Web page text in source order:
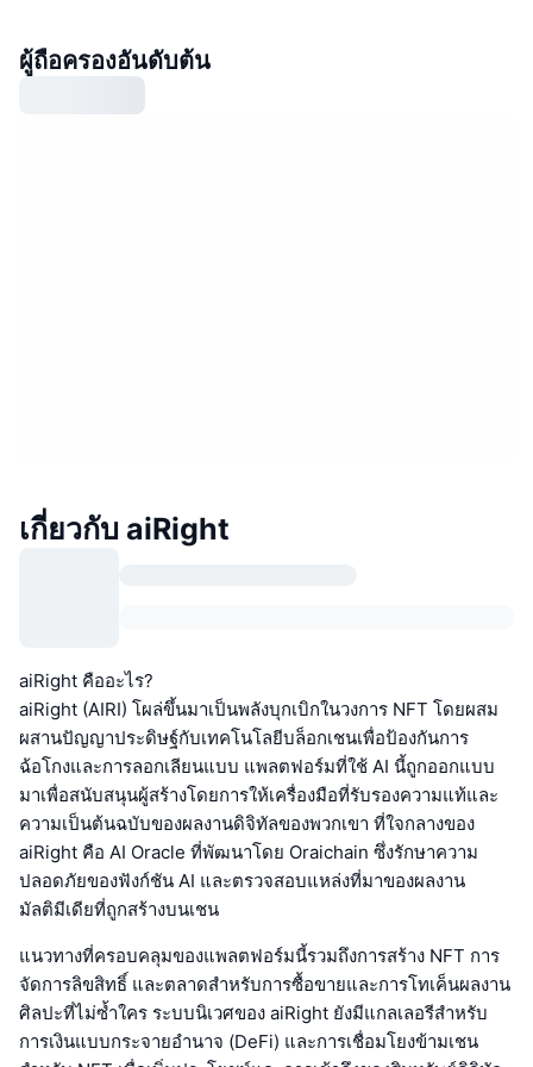
ผู้ถือครองอันดับต้น
เกี่ยวกับ aiRight
aiRight คืออะไร?
aiRight (AIRI) โผล่ขึ้นมาเป็นพลังบุกเบิกในวงการ NFT โดยผสม
ผสานปัญญาประดิษฐ์กับเทคโนโลยีบล็อกเชนเพื่อป้องกันการ
ฉ้อโกงและการลอกเลียนแบบ แพลตฟอร์มที่ใช้ AI นี้ถูกออกแบบ
มาเพื่อสนับสนุนผู้สร้างโดยการให้เครื่องมือที่รับรองความแท้และ
ความเป็นต้นฉบับของผลงานดิจิทัลของพวกเขา ที่ใจกลางของ
aiRight คือ AI Oracle ที่พัฒนาโดย Oraichain ซึ่งรักษาความ
ปลอดภัยของฟังก์ชัน AI และตรวจสอบแหล่งที่มาของผลงาน
มัลติมีเดียที่ถูกสร้างบนเชน
แนวทางที่ครอบคลุมของแพลตฟอร์มนี้รวมถึงการสร้าง NFT การ
จัดการลิขสิทธิ์ และตลาดสำหรับการซื้อขายและการโทเค็นผลงาน
ศิลปะที่ไม่ซ้ำใคร ระบบนิเวศของ aiRight ยังมีแกลเลอรีสำหรับ
การเงินแบบกระจายอำนาจ (DeFi) และการเชื่อมโยงข้ามเชน